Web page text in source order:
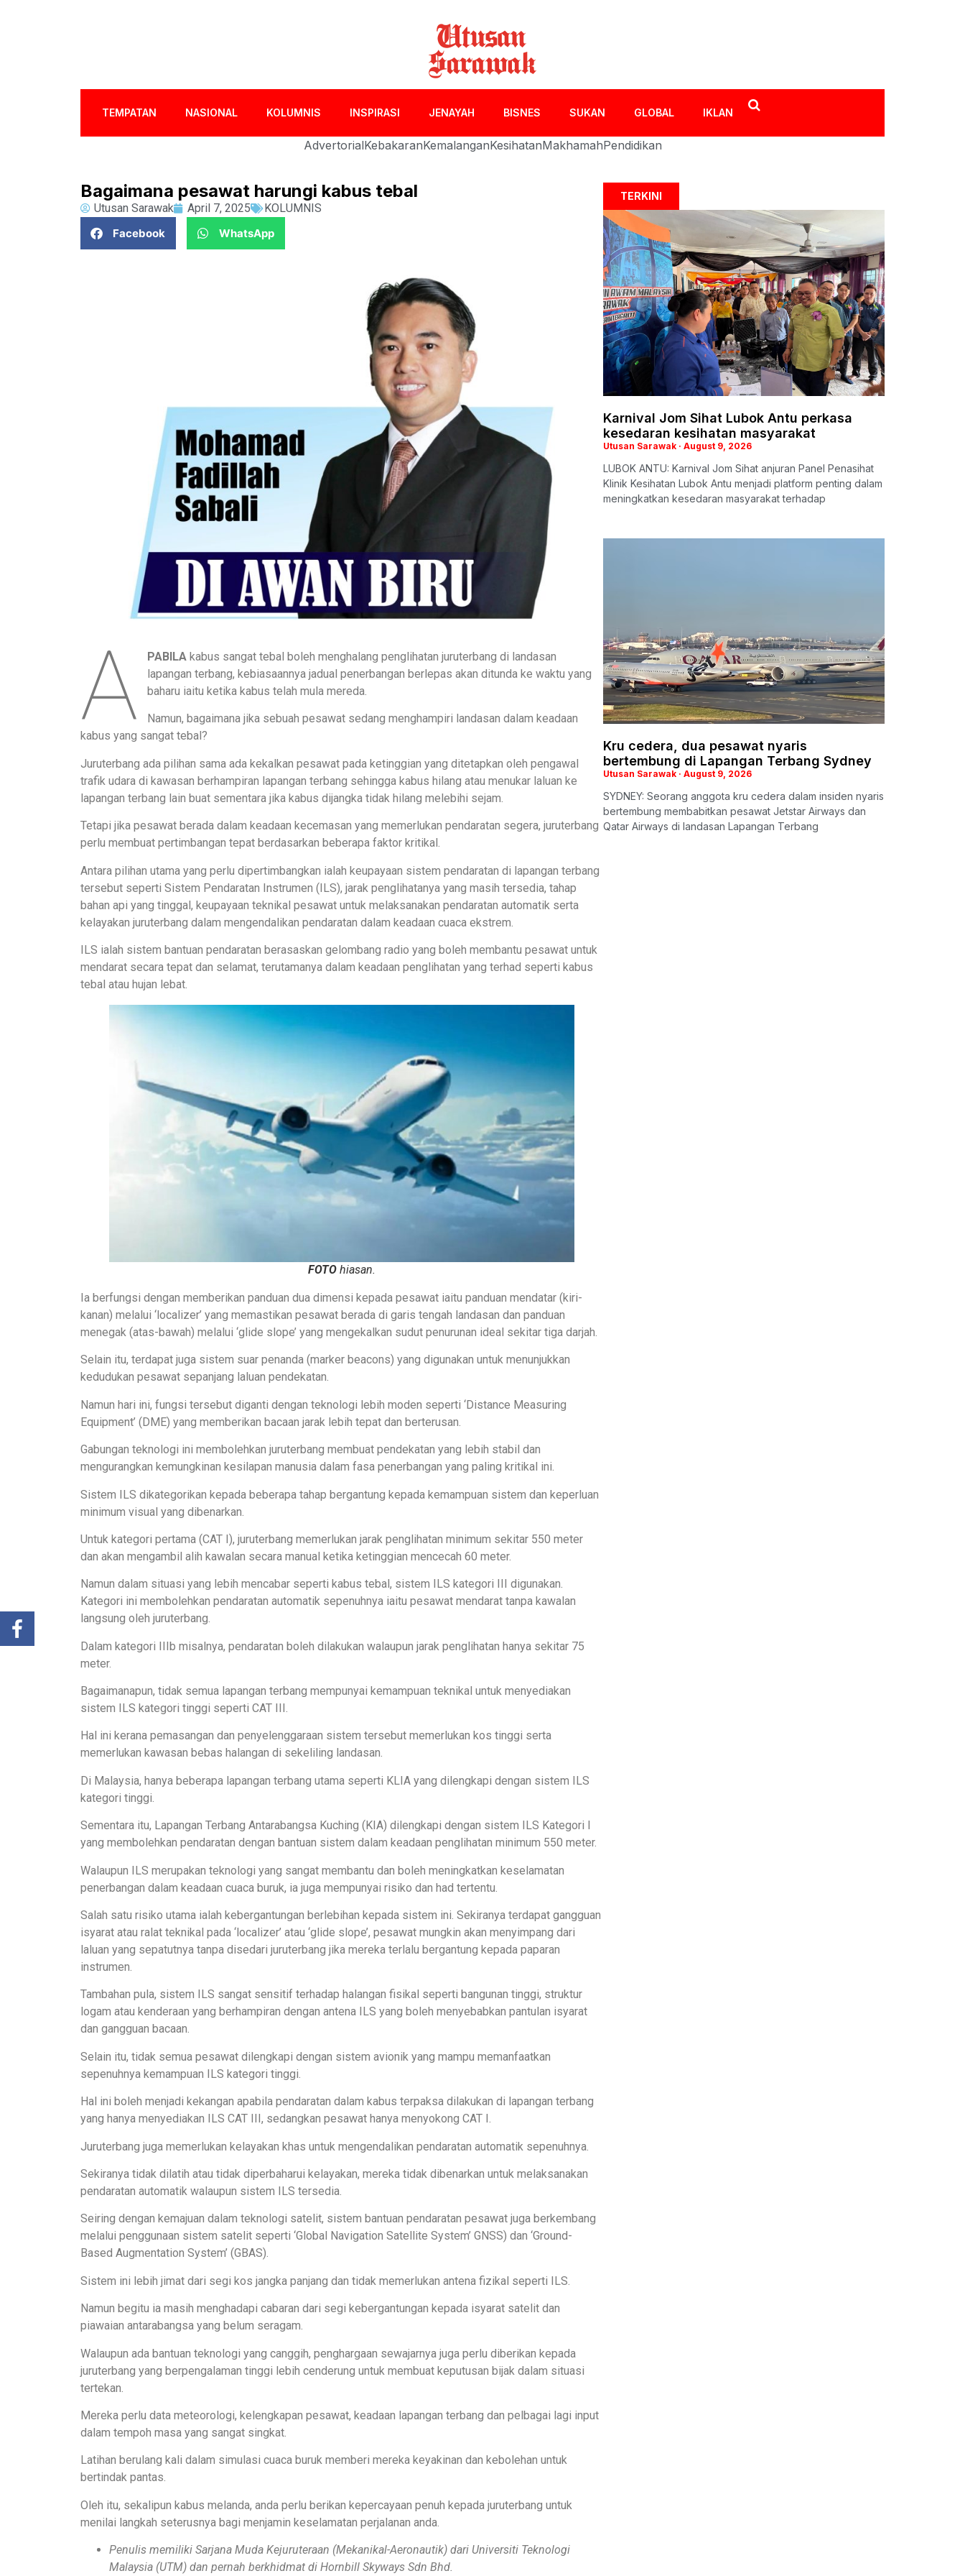
TEMPATAN NASIONAL KOLUMNIS INSPIRASI JENAYAH BISNES SUKAN GLOBAL IKLAN
AdvertorialKebakaranKemalanganKesihatanMakhamahPendidikan
Bagaimana pesawat harungi kabus tebal
Utusan Sarawak April 7, 2025
KOLUMNIS
Facebook
WhatsApp
A PABILAkabus sangat tebal boleh menghalang penglihatan juruterbang di landasan
lapangan terbang, kebiasaannya jadual penerbangan berlepas akan ditunda ke waktu yang
baharu iaitu ketika kabus telah mula mereda.
Namun, bagaimana jika sebuah pesawat sedang menghampiri landasan dalam keadaan
kabus yang sangat tebal?
Juruterbang ada pilihan sama ada kekalkan pesawat pada ketinggian yang ditetapkan oleh pengawal
trafik udara di kawasan berhampiran lapangan terbang sehingga kabus hilang atau menukar laluan ke
lapangan terbang lain buat sementara jika kabus dijangka tidak hilang melebihi sejam.
Tetapi jika pesawat berada dalam keadaan kecemasan yang memerlukan pendaratan segera, juruterbang
perlu membuat pertimbangan tepat berdasarkan beberapa faktor kritikal.
Antara pilihan utama yang perlu dipertimbangkan ialah keupayaan sistem pendaratan di lapangan terbang
tersebut seperti Sistem Pendaratan Instrumen (ILS), jarak penglihatanya yang masih tersedia, tahap
bahan api yang tinggal, keupayaan teknikal pesawat untuk melaksanakan pendaratan automatik serta
kelayakan juruterbang dalam mengendalikan pendaratan dalam keadaan cuaca ekstrem.
ILS ialah sistem bantuan pendaratan berasaskan gelombang radio yang boleh membantu pesawat untuk
mendarat secara tepat dan selamat, terutamanya dalam keadaan penglihatan yang terhad seperti kabus
tebal atau hujan lebat.
FOTO hiasan.
Ia berfungsi dengan memberikan panduan dua dimensi kepada pesawat iaitu panduan mendatar (kiri-
kanan) melalui ‘localizer’ yang memastikan pesawat berada di garis tengah landasan dan panduan
menegak (atas-bawah) melalui ‘glide slope’ yang mengekalkan sudut penurunan ideal sekitar tiga darjah.
Selain itu, terdapat juga sistem suar penanda (marker beacons) yang digunakan untuk menunjukkan
kedudukan pesawat sepanjang laluan pendekatan.
Namun hari ini, fungsi tersebut diganti dengan teknologi lebih moden seperti ‘Distance Measuring
Equipment’ (DME) yang memberikan bacaan jarak lebih tepat dan berterusan.
Gabungan teknologi ini membolehkan juruterbang membuat pendekatan yang lebih stabil dan
mengurangkan kemungkinan kesilapan manusia dalam fasa penerbangan yang paling kritikal ini.
Sistem ILS dikategorikan kepada beberapa tahap bergantung kepada kemampuan sistem dan keperluan
minimum visual yang dibenarkan.
Untuk kategori pertama (CAT I), juruterbang memerlukan jarak penglihatan minimum sekitar 550 meter
dan akan mengambil alih kawalan secara manual ketika ketinggian mencecah 60 meter.
Namun dalam situasi yang lebih mencabar seperti kabus tebal, sistem ILS kategori III digunakan.
Kategori ini membolehkan pendaratan automatik sepenuhnya iaitu pesawat mendarat tanpa kawalan
langsung oleh juruterbang.
Dalam kategori IIIb misalnya, pendaratan boleh dilakukan walaupun jarak penglihatan hanya sekitar 75
meter.
Bagaimanapun, tidak semua lapangan terbang mempunyai kemampuan teknikal untuk menyediakan
sistem ILS kategori tinggi seperti CAT III.
Hal ini kerana pemasangan dan penyelenggaraan sistem tersebut memerlukan kos tinggi serta
memerlukan kawasan bebas halangan di sekeliling landasan.
Di Malaysia, hanya beberapa lapangan terbang utama seperti KLIA yang dilengkapi dengan sistem ILS
kategori tinggi.
Sementara itu, Lapangan Terbang Antarabangsa Kuching (KIA) dilengkapi dengan sistem ILS Kategori I
yang membolehkan pendaratan dengan bantuan sistem dalam keadaan penglihatan minimum 550 meter.
Walaupun ILS merupakan teknologi yang sangat membantu dan boleh meningkatkan keselamatan
penerbangan dalam keadaan cuaca buruk, ia juga mempunyai risiko dan had tertentu.
Salah satu risiko utama ialah kebergantungan berlebihan kepada sistem ini. Sekiranya terdapat gangguan
isyarat atau ralat teknikal pada ‘localizer’ atau ‘glide slope’, pesawat mungkin akan menyimpang dari
laluan yang sepatutnya tanpa disedari juruterbang jika mereka terlalu bergantung kepada paparan
instrumen.
Tambahan pula, sistem ILS sangat sensitif terhadap halangan fisikal seperti bangunan tinggi, struktur
logam atau kenderaan yang berhampiran dengan antena ILS yang boleh menyebabkan pantulan isyarat
dan gangguan bacaan.
Selain itu, tidak semua pesawat dilengkapi dengan sistem avionik yang mampu memanfaatkan
sepenuhnya kemampuan ILS kategori tinggi.
Hal ini boleh menjadi kekangan apabila pendaratan dalam kabus terpaksa dilakukan di lapangan terbang
yang hanya menyediakan ILS CAT III, sedangkan pesawat hanya menyokong CAT I.
Juruterbang juga memerlukan kelayakan khas untuk mengendalikan pendaratan automatik sepenuhnya.
Sekiranya tidak dilatih atau tidak diperbaharui kelayakan, mereka tidak dibenarkan untuk melaksanakan
pendaratan automatik walaupun sistem ILS tersedia.
Seiring dengan kemajuan dalam teknologi satelit, sistem bantuan pendaratan pesawat juga berkembang
melalui penggunaan sistem satelit seperti ‘Global Navigation Satellite System’ GNSS) dan ‘Ground-
Based Augmentation System’ (GBAS).
Sistem ini lebih jimat dari segi kos jangka panjang dan tidak memerlukan antena fizikal seperti ILS.
Namun begitu ia masih menghadapi cabaran dari segi kebergantungan kepada isyarat satelit dan
piawaian antarabangsa yang belum seragam.
Walaupun ada bantuan teknologi yang canggih, penghargaan sewajarnya juga perlu diberikan kepada
juruterbang yang berpengalaman tinggi lebih cenderung untuk membuat keputusan bijak dalam situasi
tertekan.
Mereka perlu data meteorologi, kelengkapan pesawat, keadaan lapangan terbang dan pelbagai lagi input
dalam tempoh masa yang sangat singkat.
Latihan berulang kali dalam simulasi cuaca buruk memberi mereka keyakinan dan kebolehan untuk
bertindak pantas.
Oleh itu, sekalipun kabus melanda, anda perlu berikan kepercayaan penuh kepada juruterbang untuk
menilai langkah seterusnya bagi menjamin keselamatan perjalanan anda.
Penulis memiliki Sarjana Muda Kejuruteraan (Mekanikal-Aeronautik) dari Universiti Teknologi
Malaysia (UTM) dan pernah berkhidmat di Hornbill Skyways Sdn Bhd.
TERKINI
Karnival Jom Sihat Lubok Antu perkasa
kesedaran kesihatan masyarakat
Utusan Sarawak August 9, 2026
LUBOK ANTU: Karnival Jom Sihat anjuran Panel Penasihat
Klinik Kesihatan Lubok Antu menjadi platform penting dalam
meningkatkan kesedaran masyarakat terhadap
Kru cedera, dua pesawat nyaris
bertembung di Lapangan Terbang Sydney
Utusan Sarawak August 9, 2026
SYDNEY: Seorang anggota kru cedera dalam insiden nyaris
bertembung membabitkan pesawat Jetstar Airways dan
Qatar Airways di landasan Lapangan Terbang